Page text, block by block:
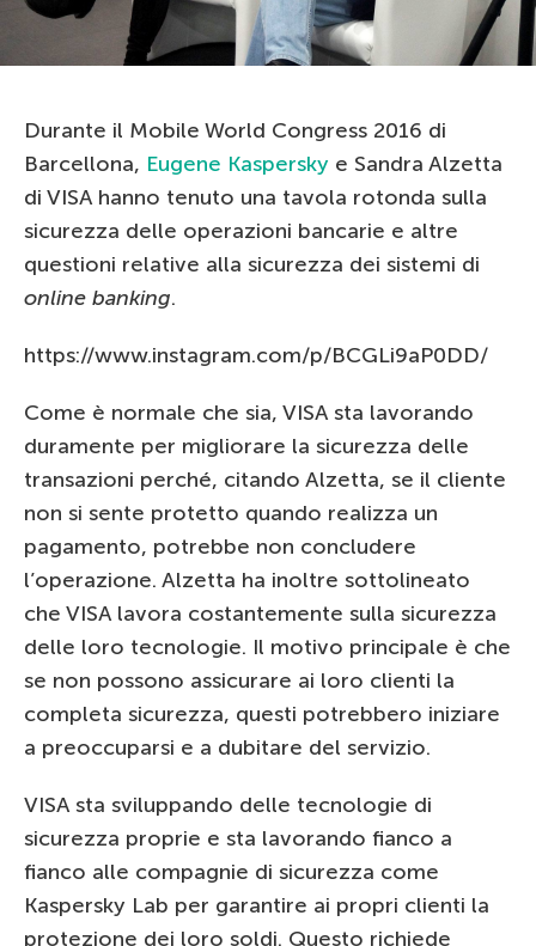
Durante il Mobile World Congress 2016 di
Barcellona, Eugene Kaspersky e Sandra Alzetta
di VISA hanno tenuto una tavola rotonda sulla
sicurezza delle operazioni bancarie e altre
questioni relative alla sicurezza dei sistemi di
online banking.
https://www.instagram.com/p/BCGLi9aP0DD/
Come è normale che sia, VISA sta lavorando
duramente per migliorare la sicurezza delle
transazioni perché, citando Alzetta, se il cliente
non si sente protetto quando realizza un
pagamento, potrebbe non concludere
l’operazione. Alzetta ha inoltre sottolineato
che VISA lavora costantemente sulla sicurezza
delle loro tecnologie. Il motivo principale è che
se non possono assicurare ai loro clienti la
completa sicurezza, questi potrebbero iniziare
a preoccuparsi e a dubitare del servizio.
VISA sta sviluppando delle tecnologie di
sicurezza proprie e sta lavorando fianco a
fianco alle compagnie di sicurezza come
Kaspersky Lab per garantire ai propri clienti la
protezione dei loro soldi. Questo richiede